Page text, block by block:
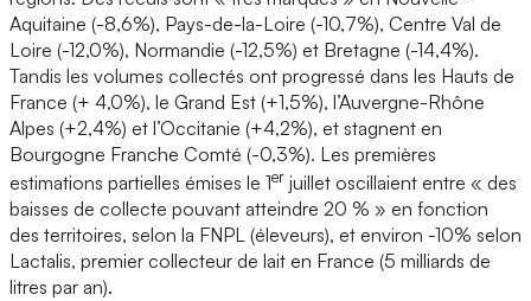
Aquitaine (-8,6%), Pays-de-la-Loire (-10,7%), Centre Val de
Loire (-12,0%), Normandie (-12,5%) et Bretagne (-14,4%).
Tandis les volumes collectés ont progressé dans les Hauts de
France (+ 4,0%), le Grand Est (+1,5%), l’Auvergne-Rhône
Alpes (+2,4%) et l’Occitanie (+4,2%), et stagnent en
Bourgogne Franche Comté (-0,3%). Les premières
estimations partielles émises le 1er juillet oscillaient entre « des
baisses de collecte pouvant atteindre 20 % » en fonction
des territoires, selon la FNPL (éleveurs), et environ -10% selon
Lactalis, premier collecteur de lait en France (5 milliards de
litres par an).